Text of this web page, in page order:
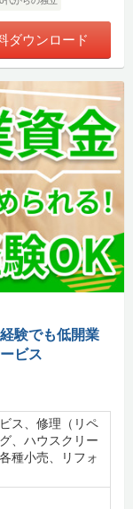
ダウンロード
験でも低開業
ビス
ス、修理（リペ
、ハウスクリー
種小売、リフォ